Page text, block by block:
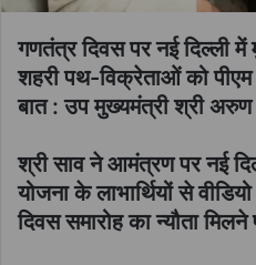
गणतंत्र दिवस पर नई दिल्ली
शहरी पथ-विक्रेताओं को पीएम
बात : उप मुख्यमंत्री श्री अरुण
श्री साव ने आमंत्रण पर नई
योजना के लाभार्थियों से
दिवस समारोह का न्यौता मिलने